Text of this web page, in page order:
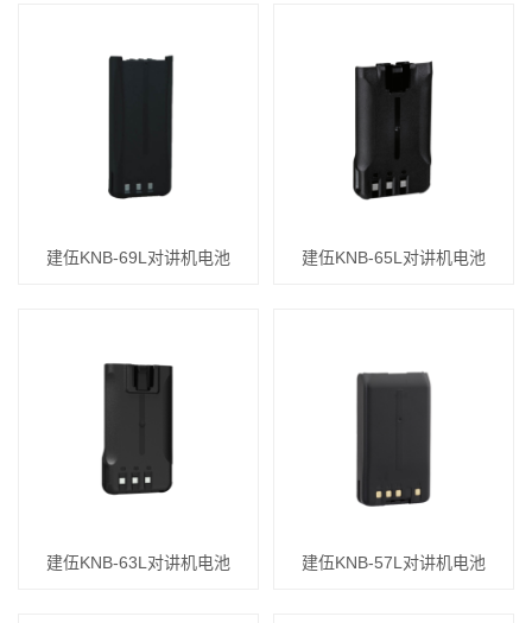
建伍KNB-69L对讲机电池 建伍KNB-65L对讲机电池
建伍KNB-63L对讲机电池 建伍KNB-57L对讲机电池